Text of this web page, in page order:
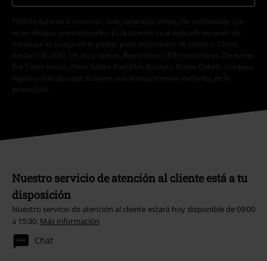
*Válido durante 4 semanas. Solo canjeable online. No combinable con
otros códigos promocionales. El descuento será aplicado después de
introducir el código en el primer paso del proceso de compra. Libros,
media (CD, DVD, LP, etc.), tickets, Rammstein, (Till) Lindemann, Die Ärzte,
Die Toten Hosen, Feine Sahne Fischfilet, Broilers, Böhse Onkelz, cheques-
regalo y artículos que incluyen una donación están excluidos de la
promoción.
Nuestro servicio de atención al cliente está a tu
disposición
Nuestro servicio de atención al cliente estará hoy disponible de 09:00
a 15:30. Más información
Chat